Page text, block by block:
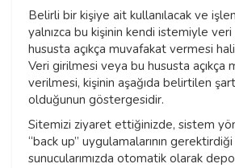
Belirli bir kişiye ait kullanılacak ve
yalnızca bu kişinin kendi istemiyle
hususta açıkça muvafakat vermesi
Veri girilmesi veya bu hususta açıkça
verilmesi, kişinin aşağıda belirtilen
olduğunun göstergesidir.
Sitemizi ziyaret ettiğinizde, sistem
“back up” uygulamalarının
sunucularımızda otomatik olarak